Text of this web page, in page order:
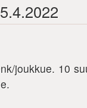
joukkue. 10